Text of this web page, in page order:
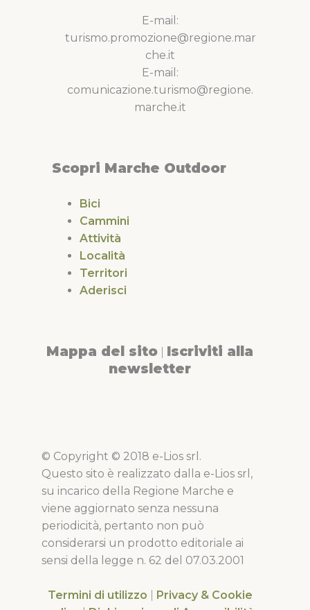
E-mail:
turismo.promozione@regione.mar
che.it
E-mail:
comunicazione.turismo@regione.
marche.it
Scopri Marche Outdoor
Bici
Cammini
Attività
Località
Territori
Aderisci
Mappa del sito Iscriviti alla
newsletter
© Copyright © 2018 e-Lios srl.
Questo sito è realizzato dalla e-Lios srl,
su incarico della Regione Marche e
viene aggiornato senza nessuna
periodicità, pertanto non può
considerarsi un prodotto editoriale ai
sensi della legge n. 62 del 07.03.2001
Termini di utilizzo
Privacy & Cookie